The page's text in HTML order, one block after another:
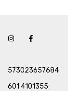
573023657684
601 4101355